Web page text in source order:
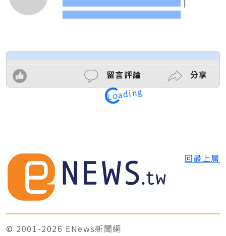
留言評論 分享
Loading
回最上層
© 2001-2026 ENews新聞網